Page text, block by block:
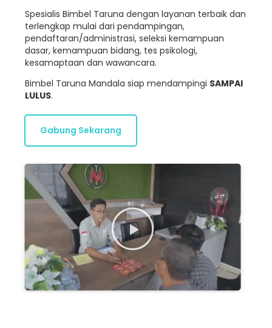
Spesialis Bimbel Taruna dengan layanan terbaik dan
terlengkap mulai dari pendampingan,
pendaftaran/administrasi, seleksi kemampuan
dasar, kemampuan bidang, tes psikologi,
kesamaptaan dan wawancara.
Bimbel Taruna Mandala siap mendampingi SAMPAI
LULUS.
Gabung Sekarang